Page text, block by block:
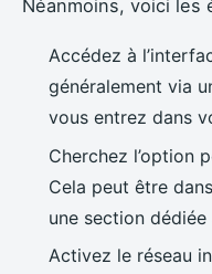
Néanmoins, voici les
Accédez à
généralement via
vous entrez dans
Cherchez l’option
Cela peut être
une section
Activez le réseau